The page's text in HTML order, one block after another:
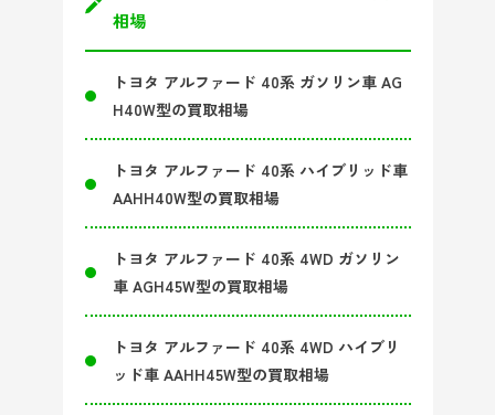
相場
トヨタ アルファード 40系 ガソリン車 AG
H40W型の買取相場
トヨタ アルファード 40系 ハイブリッド車
AAHH40W型の買取相場
トヨタ アルファード 40系 4WD ガソリン
車 AGH45W型の買取相場
トヨタ アルファード 40系 4WD ハイブリ
ッド車 AAHH45W型の買取相場